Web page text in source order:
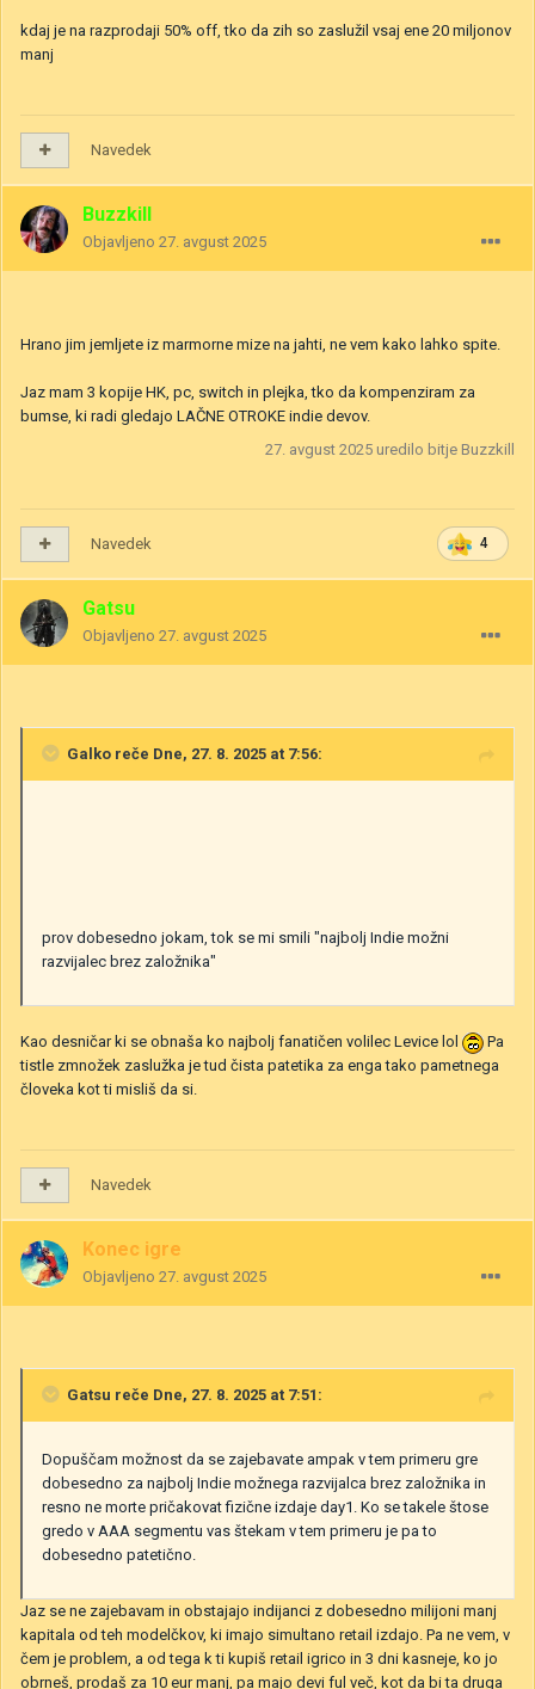
kdaj je na razprodaji 50% off, tko da zih so zaslužil vsaj ene 20 miljonov
manj
Navedek
Buzzkill
Objavljeno 27. avgust 2025
Hrano jim jemljete iz marmorne mize na jahti, ne vem kako lahko spite.
Jaz mam 3 kopije HK, pc, switch in plejka, tko da kompenziram za
bumse, ki radi gledajo LAČNE OTROKE indie devov.
27. avgust 2025 uredilo bitje Buzzkill
4
Navedek
Gatsu
Objavljeno 27. avgust 2025
Galko reče Dne, 27. 8. 2025 at 7:56:
prov dobesedno jokam, tok se mi smili "najbolj Indie možni
razvijalec brez založnika"
Kao desničar ki se obnaša ko najbolj fanatičen volilec Levice lol
Pa
tistle zmnožek zaslužka je tud čista patetika za enga tako pametnega
človeka kot ti misliš da si.
Navedek
Konec igre
Objavljeno 27. avgust 2025
Gatsu reče Dne, 27. 8. 2025 at 7:51:
Dopuščam možnost da se zajebavate ampak v tem primeru gre
dobesedno za najbolj Indie možnega razvijalca brez založnika in
resno ne morte pričakovat fizične izdaje day1. Ko se takele štose
gredo v AAA segmentu vas štekam v tem primeru je pa to
dobesedno patetično.
Jaz se ne zajebavam in obstajajo indijanci z dobesedno milijoni manj
kapitala od teh modelčkov, ki imajo simultano retail izdajo. Pa ne vem, v
čem je problem, a od tega k ti kupiš retail igrico in 3 dni kasneje, ko jo
obrneš, prodaš za 10 eur manj, pa majo devi ful več, kot da bi ta druga